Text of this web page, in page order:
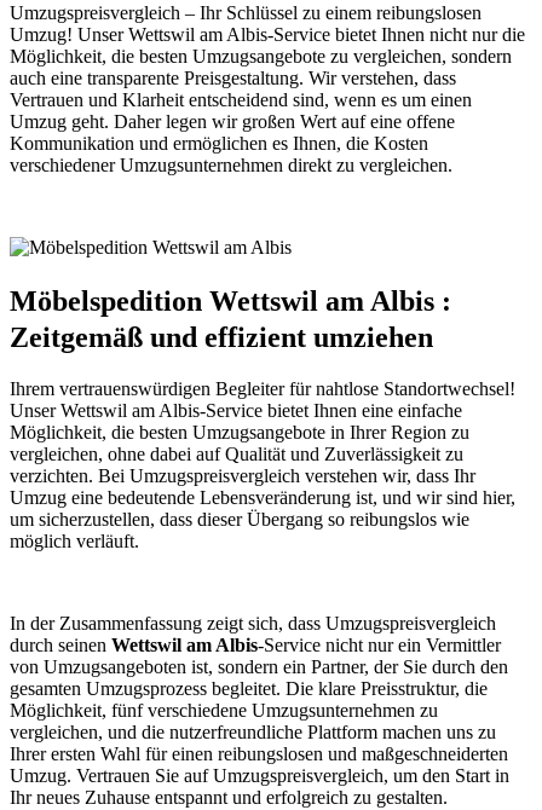
Umzugspreisvergleich – Ihr Schlüssel zu einem reibungslosen
Umzug! Unser Wettswil am Albis-Service bietet Ihnen nicht nur die
Möglichkeit, die besten Umzugsangebote zu vergleichen, sondern
auch eine transparente Preisgestaltung. Wir verstehen, dass
Vertrauen und Klarheit entscheidend sind, wenn es um einen
Umzug geht. Daher legen wir großen Wert auf eine offene
Kommunikation und ermöglichen es Ihnen, die Kosten
verschiedener Umzugsunternehmen direkt zu vergleichen.
Möbelspedition Wettswil am Albis :
Zeitgemäß und effizient umziehen
Ihrem vertrauenswürdigen Begleiter für nahtlose Standortwechsel!
Unser Wettswil am Albis-Service bietet Ihnen eine einfache
Möglichkeit, die besten Umzugsangebote in Ihrer Region zu
vergleichen, ohne dabei auf Qualität und Zuverlässigkeit zu
verzichten. Bei Umzugspreisvergleich verstehen wir, dass Ihr
Umzug eine bedeutende Lebensveränderung ist, und wir sind hier,
um sicherzustellen, dass dieser Übergang so reibungslos wie
möglich verläuft.
In der Zusammenfassung zeigt sich, dass Umzugspreisvergleich
durch seinen Wettswil am Albis-Service nicht nur ein Vermittler
von Umzugsangeboten ist, sondern ein Partner, der Sie durch den
gesamten Umzugsprozess begleitet. Die klare Preisstruktur, die
Möglichkeit, fünf verschiedene Umzugsunternehmen zu
vergleichen, und die nutzerfreundliche Plattform machen uns zu
Ihrer ersten Wahl für einen reibungslosen und maßgeschneiderten
Umzug. Vertrauen Sie auf Umzugspreisvergleich, um den Start in
Ihr neues Zuhause entspannt und erfolgreich zu gestalten.